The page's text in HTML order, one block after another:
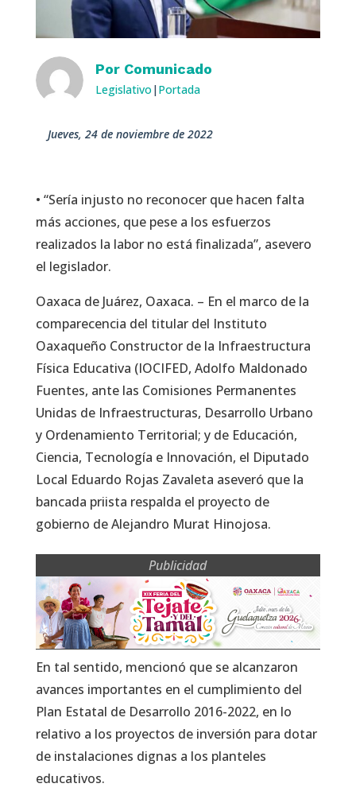
Por Comunicado
Legislativo | Portada
jueves, 24 de noviembre de 2022
• “Sería injusto no reconocer que hacen falta
más acciones, que pese a los esfuerzos
realizados la labor no está finalizada”, asevero
el legislador.
Oaxaca de Juárez, Oaxaca. – En el marco de la
comparecencia del titular del Instituto
Oaxaqueño Constructor de la Infraestructura
Física Educativa (IOCIFED, Adolfo Maldonado
Fuentes, ante las Comisiones Permanentes
Unidas de Infraestructuras, Desarrollo Urbano
y Ordenamiento Territorial; y de Educación,
Ciencia, Tecnología e Innovación, el Diputado
Local Eduardo Rojas Zavaleta aseveró que la
bancada priista respalda el proyecto de
gobierno de Alejandro Murat Hinojosa.
Publicidad
En tal sentido, mencionó que se alcanzaron
avances importantes en el cumplimiento del
Plan Estatal de Desarrollo 2016-2022, en lo
relativo a los proyectos de inversión para dotar
de instalaciones dignas a los planteles
educativos.